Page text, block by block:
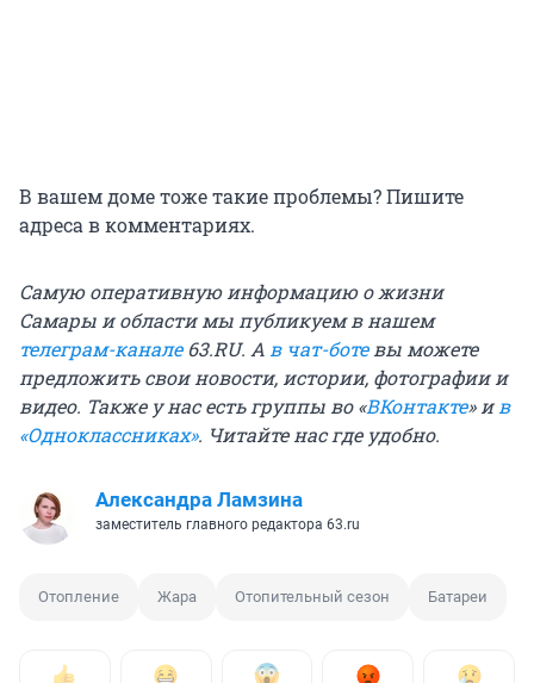
В вашем доме тоже такие проблемы? Пишите
адреса в комментариях.
Самую оперативную информацию о жизни
Самары и области мы публикуем в нашем
телеграм-канале63.RU. Ав чат-ботевы можете
предложить свои новости, истории, фотографии и
видео. Также у нас есть группы во «ВКонтакте»ив
«Одноклассниках». Читайте нас где удобно.
Александра Ламзина
заместитель главного редактора 63.ru
Отопление Жара Отопительный сезон Батареи